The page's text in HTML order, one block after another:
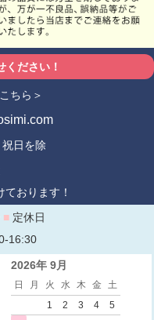
ください！
ちら＞
日を除
おります！
■ 定休日
16:30
2026年 9月
日 月 火 水 木 金
土
1
2 3 4
5